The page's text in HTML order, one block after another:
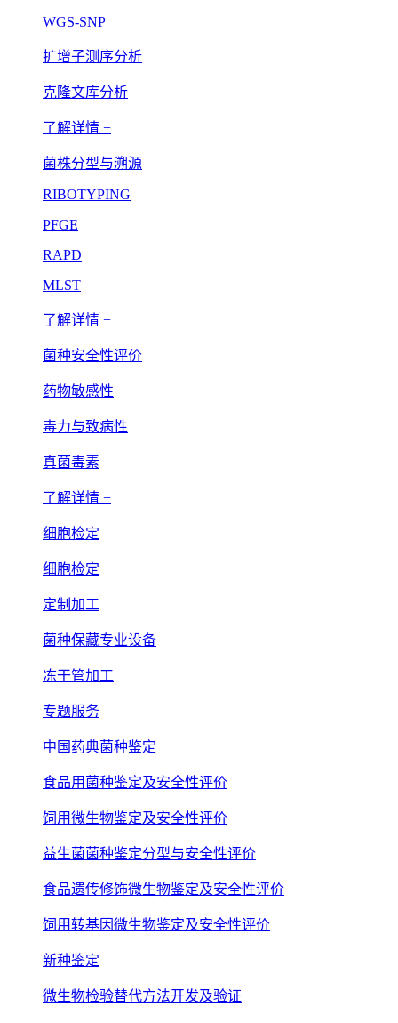
WGS-SNP
扩增子测序分析
克隆文库分析
了解详情 +
菌株分型与溯源
RIBOTYPING
PFGE
RAPD
MLST
了解详情 +
菌种安全性评价
药物敏感性
毒力与致病性
真菌毒素
了解详情 +
细胞检定
细胞检定
定制加工
菌种保藏专业设备
冻干管加工
专题服务
中国药典菌种鉴定
食品用菌种鉴定及安全性评价
饲用微生物鉴定及安全性评价
益生菌菌种鉴定分型与安全性评价
食品遗传修饰微生物鉴定及安全性评价
饲用转基因微生物鉴定及安全性评价
新种鉴定
微生物检验替代方法开发及验证